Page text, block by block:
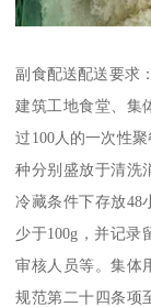
副食配送配送要求
建筑工地食堂、集
过100人的一次性
种分别盛放于清洗
冷藏条件下存放48
少于100g，并记录
审核人员等。集体
规范第二十四条项